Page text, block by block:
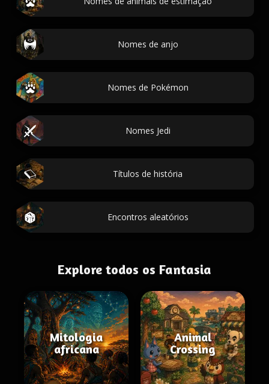
Nomes de anjo
Nomes de Pokémon
Nomes Jedi
Títulos de história
Encontros aleatórios
Explore todos os Fantasia
Mitologia
africana
Animal
Crossing